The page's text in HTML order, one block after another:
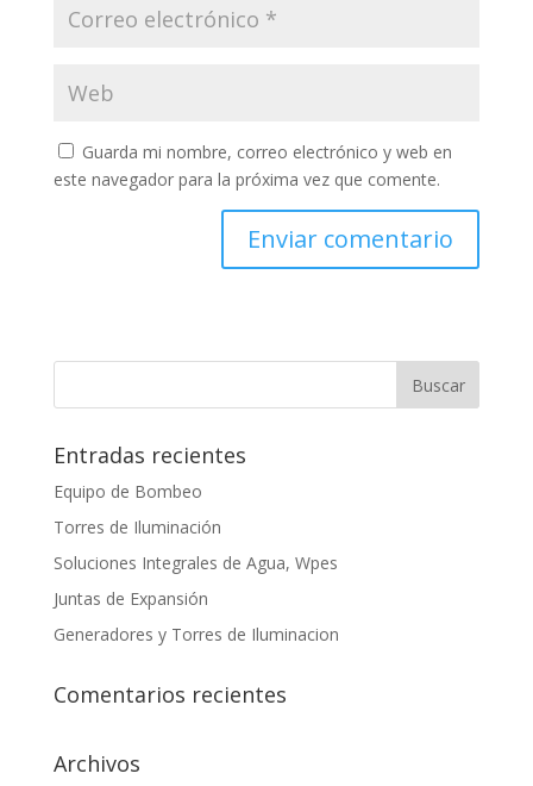
Guarda mi nombre, correo electrónico y web en
este navegador para la próxima vez que comente.
Entradas recientes
Equipo de Bombeo
Torres de Iluminación
Soluciones Integrales de Agua, Wpes
Juntas de Expansión
Generadores y Torres de Iluminacion
Comentarios recientes
Archivos